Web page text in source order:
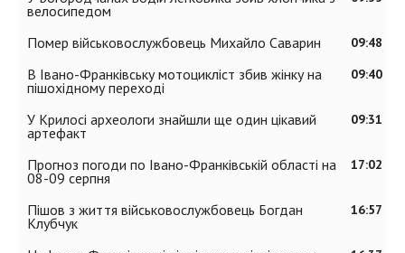
велосипедом
09:48
Помер військовослужбовець Михайло Саварин
09:40
В Івано-Франківську мотоцикліст збив жінку на
пішохідному переході
09:31
У Крилосі археологи знайшли ще один цікавий
артефакт
17:02
Прогноз погоди по Івано-Франківській області на
08-09 серпня
16:57
Пішов з життя військовослужбовець Богдан
Клубчук